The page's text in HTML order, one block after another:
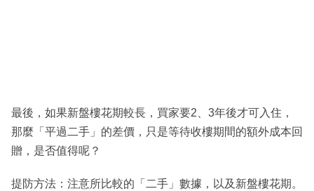
最後，如果新盤樓花期較長，買家要2、3年後才可入住，
那麼「平過二手」的差價，只是等待收樓期間的額外成本回
贈，是否值得呢？
提防方法：注意所比較的「二手」數據，以及新盤樓花期。